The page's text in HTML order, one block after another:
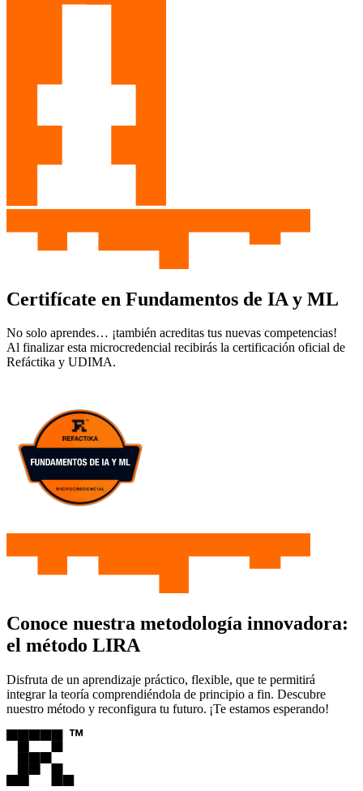
Certifícate en Fundamentos de IA y ML
No solo aprendes… ¡también acreditas tus nuevas competencias!
Al finalizar esta microcredencial recibirás la certificación oficial de
Refáctika y UDIMA.
Conoce nuestra metodología innovadora:
el método LIRA
Disfruta de un aprendizaje práctico, flexible, que te permitirá
integrar la teoría comprendiéndola de principio a fin. Descubre
nuestro método y reconfigura tu futuro. ¡Te estamos esperando!